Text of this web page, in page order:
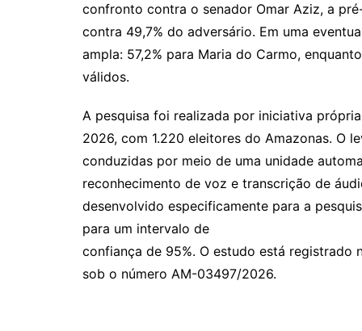
confronto contra o senador Omar Aziz, a
contra 49,7% do adversário. Em uma
ampla: 57,2% para Maria do Carmo,
válidos.
A pesquisa foi realizada por iniciativa
2026, com 1.220 eleitores do Amazonas. O
conduzidas por meio de uma unidade
reconhecimento de voz e transcrição de
desenvolvido especificamente para a
para um intervalo de
confiança de 95%. O estudo está registrado
sob o número AM-03497/2026.